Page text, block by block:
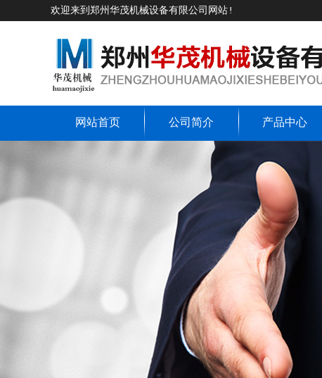
欢迎来到郑州华茂机械设备有限公司网站!
网站首页 公司简介 产品中心